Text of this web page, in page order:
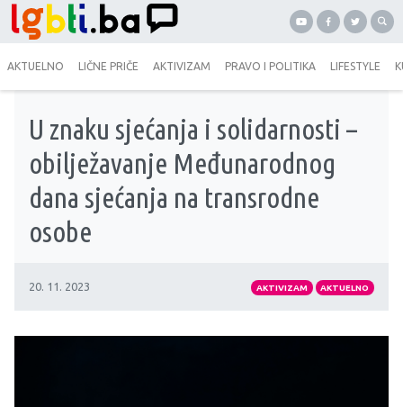
AKTUELNO LIČNE PRIČE AKTIVIZAM PRAVO I POLITIKA LIFESTYLE
U znaku sjećanja i solidarnosti –
obilježavanje Međunarodnog
dana sjećanja na transrodne
osobe
20. 11. 2023 AKTIVIZAM AKTUELNO